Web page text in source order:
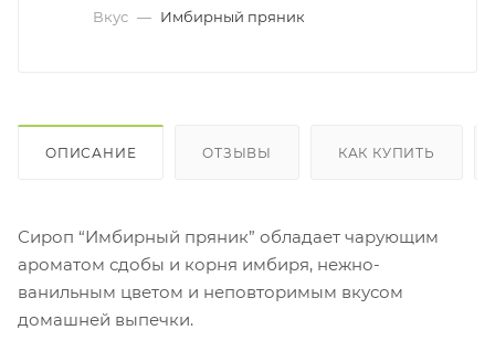
Вкус — Имбирный пряник
ОПИСАНИЕ ОТЗЫВЫ КАК КУПИТЬ
Сироп “Имбирный пряник” обладает чарующим
ароматом сдобы и корня имбиря, нежно-
ванильным цветом и неповторимым вкусом
домашней выпечки.